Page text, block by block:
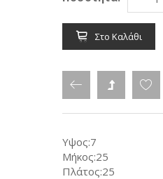
Στο Καλάθι
Υψος:7
Μήκος:25
Πλάτος:25